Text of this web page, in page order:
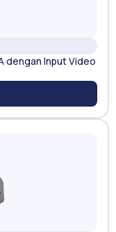
dengan Input Video